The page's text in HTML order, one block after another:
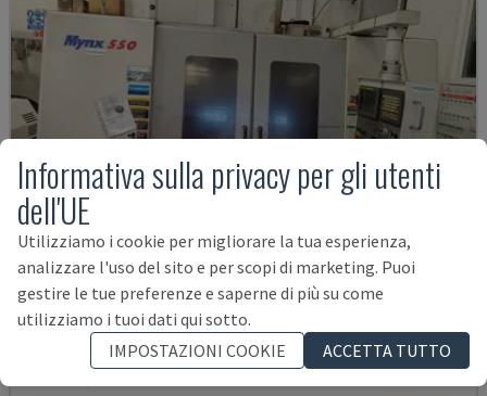
MYNX 550
DAEWOO - CENTRO DI LAVORO VERTICALE
Informativa sulla privacy per gli utenti
dell'UE
Utilizziamo i cookie per migliorare la tua esperienza,
analizzare l'uso del sito e per scopi di marketing. Puoi
gestire le tue preferenze e saperne di più su come
utilizziamo i tuoi dati qui sotto.
IMPOSTAZIONI COOKIE
ACCETTA TUTTO